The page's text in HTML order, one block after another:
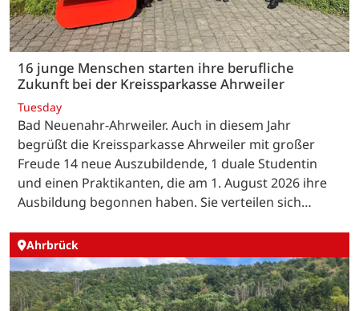
16 junge Menschen starten ihre berufliche
Zukunft bei der Kreissparkasse Ahrweiler
Tuesday
Bad Neuenahr-Ahrweiler. Auch in diesem Jahr
begrüßt die Kreissparkasse Ahrweiler mit großer
Freude 14 neue Auszubildende, 1 duale Studentin
und einen Praktikanten, die am 1. August 2026 ihre
Ausbildung begonnen haben. Sie verteilen sich…
Ahrbrück